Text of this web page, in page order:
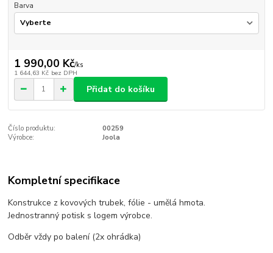
Barva
1 990,00 Kč/ks
1 644,63 Kč bez DPH
Přidat do košíku
Číslo produktu:
00259
Výrobce:
Joola
Kompletní specifikace
Konstrukce z kovových trubek, fólie - umělá hmota.
Jednostranný potisk s logem výrobce.
Odběr vždy po balení (2x ohrádka)